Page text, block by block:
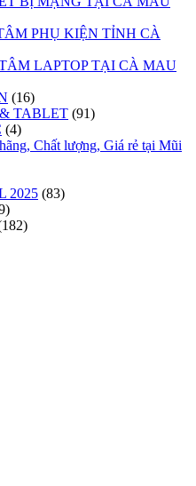
PHỤ KIỆN TỈNH CÀ
LAPTOP TẠI CÀ MAU
(16)
TABLET (91)
(4)
Chất lượng, Giá rẻ tại Mũi
2025 (83)